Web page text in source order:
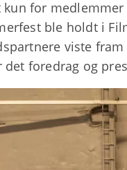
for
ble holdt i
viste
foredrag og